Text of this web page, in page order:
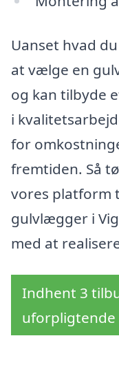
Uanset hvad
at vælge en
og kan tilbyde
i
for
fremtiden. Så
vores platform
gulvlægger i
med at
Indhent 3
uforpligtende